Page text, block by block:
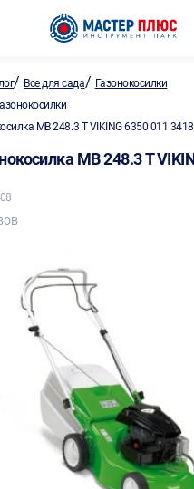
/ Все для сада/ Газонокосилки
MB 248.3 Т VIKING 6350 011 3418
MB 248.3 Т